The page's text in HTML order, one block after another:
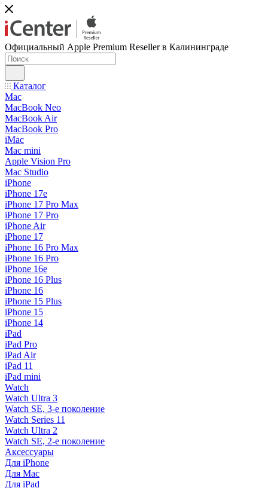
Официальный Apple Premium Reseller в Калининграде
Каталог
Mac
MacBook Neo
MacBook Air
MacBook Pro
iMac
Mac mini
Apple Vision Pro
Mac Studio
iPhone
iPhone 17e
iPhone 17 Pro Max
iPhone 17 Pro
iPhone Air
iPhone 17
iPhone 16 Pro Max
iPhone 16 Pro
iPhone 16e
iPhone 16 Plus
iPhone 16
iPhone 15 Plus
iPhone 15
iPhone 14
iPad
iPad Pro
iPad Air
iPad 11
iPad mini
Watch
Watch Ultra 3
Watch SE, 3-е поколение
Watch Series 11
Watch Ultra 2
Watch SE, 2-е поколение
Аксессуары
Для iPhone
Для Mac
Для iPad